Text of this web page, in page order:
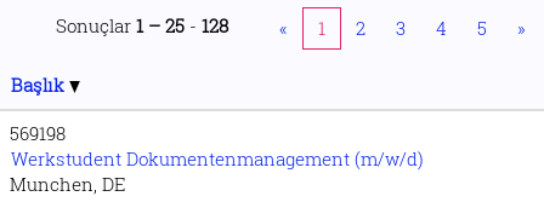
Sonuçlar 1 – 25 - 128 « 1 2 3 4 5 »
Başlık
569198
Werkstudent Dokumentenmanagement (m/w/d)
Munchen, DE